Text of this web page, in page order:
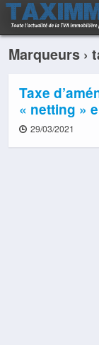
Marqueurs ›
Taxe
« netting »
29/03/2021